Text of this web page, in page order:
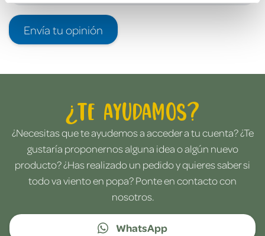
Envía tu opinión
¿Te ayudamos?
¿Necesitas que te ayudemos a acceder a tu cuenta? ¿Te
gustaría proponernos alguna idea o algún nuevo
producto? ¿Has realizado un pedido y quieres saber si
todo va viento en popa? Ponte en contacto con
nosotros.
WhatsApp